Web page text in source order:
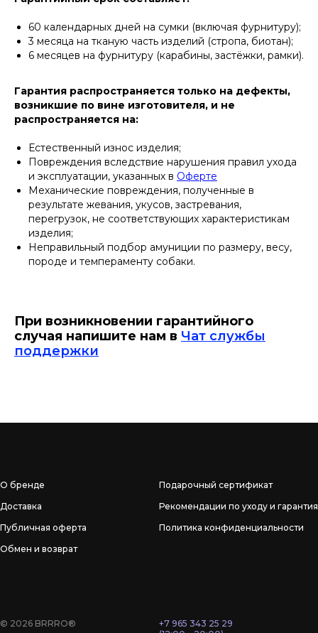
60 календарных дней на сумки (включая фурнитуру);
3 месяца на тканую часть изделий (стропа, биотан);
6 месяцев на фурнитуру (карабины, застёжки, рамки).
Гарантия распространяется только на дефекты,
возникшие по вине изготовителя, и не
распространяется на:
Естественный износ изделия;
Повреждения вследствие нарушения правил ухода
и эксплуатации, указанных в Оферте
Механические повреждения, полученные в
результате жевания, укусов, застревания,
перегрузок, не соответствующих характеристикам
изделия;
Неправильный подбор амуниции по размеру, весу,
породе и темпераменту собаки.
При возникновении гарантийного
случая напишите нам в Чат службы
поддержки
О бренде
Доставка
Публичная оферта
Обмен и возврат
Подарочный сертификат
Рекомендации по уходу и гарантия
Политика конфиденциальности
© 2026 BRRRO®
+7 965 343 25 29